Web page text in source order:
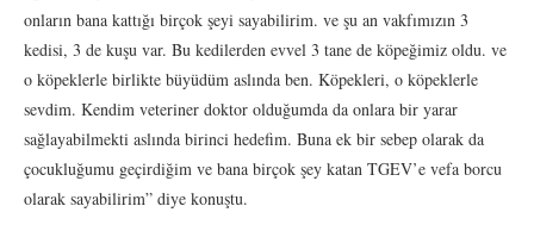
onların bana kattığı birçok şeyi sayabilirim. ve şu an vakfımızın 3
kedisi, 3 de kuşu var. Bu kedilerden evvel 3 tane de köpeğimiz oldu. ve
o köpeklerle birlikte büyüdüm aslında ben. Köpekleri, o köpeklerle
sevdim. Kendim veteriner doktor olduğumda da onlara bir yarar
sağlayabilmekti aslında birinci hedefim. Buna ek bir sebep olarak da
çocukluğumu geçirdiğim ve bana birçok şey katan TGEV’e vefa borcu
olarak sayabilirim” diye konuştu.